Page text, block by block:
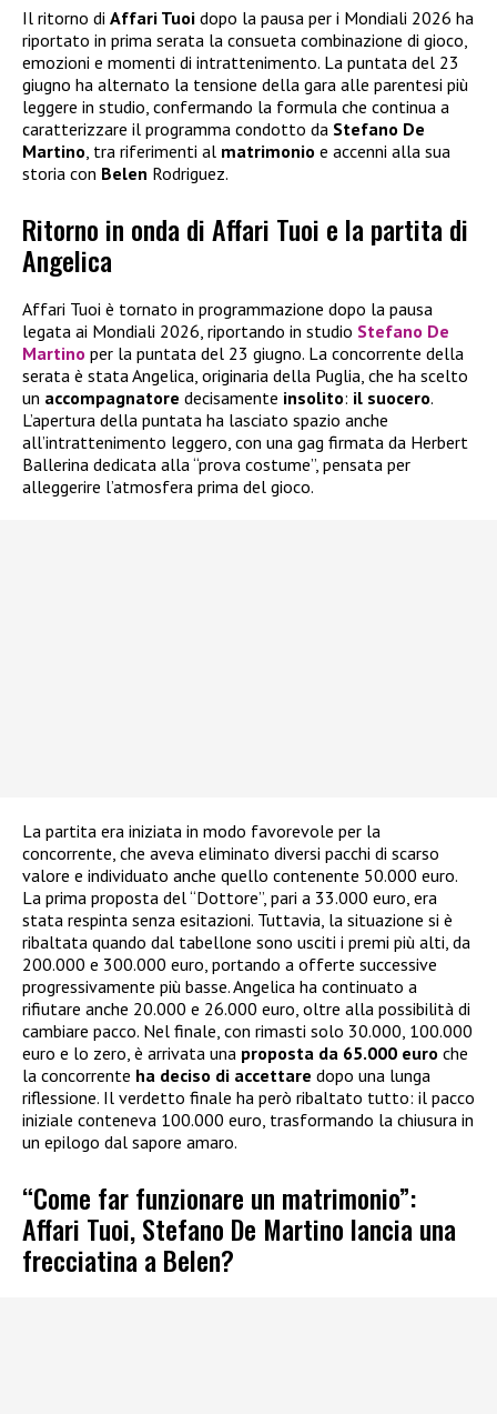
Il ritorno di Affari Tuoi dopo la pausa per i Mondiali 2026 ha
riportato in prima serata la consueta combinazione di gioco,
emozioni e momenti di intrattenimento. La puntata del 23
giugno ha alternato la tensione della gara alle parentesi più
leggere in studio, confermando la formula che continua a
caratterizzare il programma condotto da Stefano De
Martino , tra riferimenti al matrimonio e accenni alla sua
storia con Belen Rodriguez.
Ritorno in onda di Affari Tuoi e la partita di
Angelica
Affari Tuoi è tornato in programmazione dopo la pausa
legata ai Mondiali 2026, riportando in studio Stefano De
Martino per la puntata del 23 giugno. La concorrente della
serata è stata Angelica, originaria della Puglia, che ha scelto
un accompagnatore decisamente insolito: il suocero.
L’apertura della puntata ha lasciato spazio anche
all’intrattenimento leggero, con una gag firmata da Herbert
Ballerina dedicata alla “prova costume”, pensata per
alleggerire l’atmosfera prima del gioco.
La partita era iniziata in modo favorevole per la
concorrente, che aveva eliminato diversi pacchi di scarso
valore e individuato anche quello contenente 50.000 euro.
La prima proposta del “Dottore”, pari a 33.000 euro, era
stata respinta senza esitazioni. Tuttavia, la situazione si è
ribaltata quando dal tabellone sono usciti i premi più alti, da
200.000 e 300.000 euro, portando a offerte successive
progressivamente più basse. Angelica ha continuato a
rifiutare anche 20.000 e 26.000 euro, oltre alla possibilità di
cambiare pacco. Nel finale, con rimasti solo 30.000, 100.000
euro e lo zero, è arrivata una proposta da 65.000 euro che
la concorrente ha deciso di accettare dopo una lunga
riflessione. Il verdetto finale ha però ribaltato tutto: il pacco
iniziale conteneva 100.000 euro, trasformando la chiusura in
un epilogo dal sapore amaro.
“Come far funzionare un matrimonio”:
Affari Tuoi, Stefano De Martino lancia una
frecciatina a Belen?